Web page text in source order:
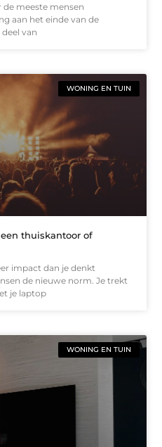
de meeste mensen
aan het einde van de
van
WONING EN TUIN
thuiskantoor of
impact dan je denkt
de nieuwe norm. Je trekt
je laptop
WONING EN TUIN